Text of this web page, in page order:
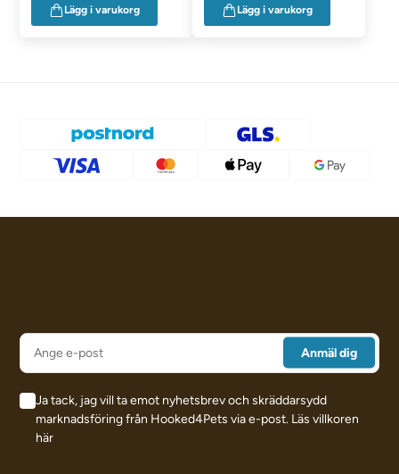
Lägg i varukorg Lägg i varukorg
Ja tack, jag vill ta emot nyhetsbrev och skräddarsydd
marknadsföring från Hooked4Pets via e-post. Läs villkoren
här